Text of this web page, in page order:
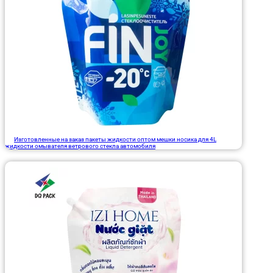
Изготовленные на заказ пакеты жидкости оптом мешки носика для 4L
жидкости омывателя ветрового стекла автомобиля